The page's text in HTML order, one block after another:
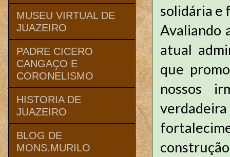
solidária e
Avaliando
atual
que
nossos
MUSEU VIRTUAL DE
JUAZEIRO
PADRE CICERO
CANGAÇO E
CORONELISMO
HISTORIA DE
JUAZEIRO
BLOG DE
MONS.MURILO